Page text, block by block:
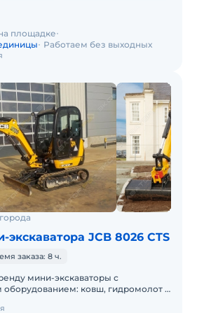
площадке
Работаем без выходных
JCB 8026 CTS
заказа: 8 ч.
мини-экскаваторы с
ковш, гидромолот и